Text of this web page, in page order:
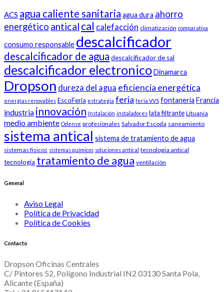
ACS agua caliente sanitaria agua dura ahorro
energético antical cal calefacción climatización comparativa
consumo responsable descalcificador
descalcificador de agua descalcificador de sal
descalcificador electronicoDinamarca
Dropson dureza del agua eficiencia energética
energías renovables EscoFeria estrategia feria feria VVS fontanería Francia
industria innovación Instalación instaladores lata filtrante Lituania
medio ambiente Odense profesionales Salvador Escoda saneamiento
sistema antical sistema de tratamiento de agua
sistemas físicos sistemas químicos soluciones antical tecnologia antical
tecnología tratamiento de agua ventilación
General
Aviso Legal
Política de Privacidad
Política de Cookies
Contacto
Dropson Oficinas Centrales
C/ Pintores 52, Polígono Industrial IN2 03130 Santa Pola,
Alicante (España)